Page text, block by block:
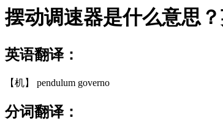
摆动调速器是什么意思
英语翻译：
【机】 pendulum governo
分词翻译：